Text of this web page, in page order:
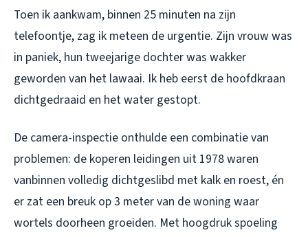
Toen ik aankwam, binnen 25 minuten na zijn
telefoontje, zag ik meteen de urgentie. Zijn vrouw was
in paniek, hun tweejarige dochter was wakker
geworden van het lawaai. Ik heb eerst de hoofdkraan
dichtgedraaid en het water gestopt.
De camera-inspectie onthulde een combinatie van
problemen: de koperen leidingen uit 1978 waren
vanbinnen volledig dichtgeslibd met kalk en roest, én
er zat een breuk op 3 meter van de woning waar
wortels doorheen groeiden. Met hoogdruk spoeling